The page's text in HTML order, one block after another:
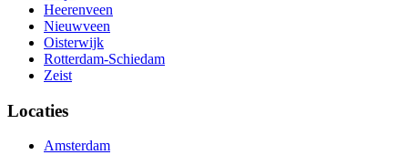
Heerenveen
Nieuwveen
Oisterwijk
Rotterdam-Schiedam
Zeist
Locaties
Amsterdam